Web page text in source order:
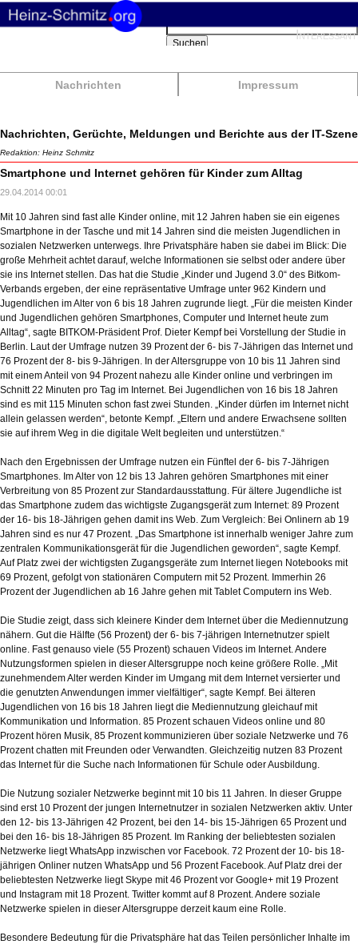
Nachrichten Impressum
Suchbegriffe
Suchen
Nachrichten, Gerüchte, Meldungen und Berichte aus der IT-Szene
Redaktion: Heinz Schmitz
Smartphone und Internet gehören für Kinder zum Alltag
29.04.2014 00:01
Mit 10 Jahren sind fast alle Kinder online, mit 12 Jahren haben sie ein eigenes
Smartphone in der Tasche und mit 14 Jahren sind die meisten Jugendlichen in
sozialen Netzwerken unterwegs. Ihre Privatsphäre haben sie dabei im Blick: Die
große Mehrheit achtet darauf, welche Informationen sie selbst oder andere über
sie ins Internet stellen. Das hat die Studie „Kinder und Jugend 3.0“ des Bitkom-
Verbands ergeben, der eine repräsentative Umfrage unter 962 Kindern und
Jugendlichen im Alter von 6 bis 18 Jahren zugrunde liegt. „Für die meisten Kinder
und Jugendlichen gehören Smartphones, Computer und Internet heute zum
Alltag“, sagte BITKOM-Präsident Prof. Dieter Kempf bei Vorstellung der Studie in
Berlin. Laut der Umfrage nutzen 39 Prozent der 6- bis 7-Jährigen das Internet und
76 Prozent der 8- bis 9-Jährigen. In der Altersgruppe von 10 bis 11 Jahren sind
mit einem Anteil von 94 Prozent nahezu alle Kinder online und verbringen im
Schnitt 22 Minuten pro Tag im Internet. Bei Jugendlichen von 16 bis 18 Jahren
sind es mit 115 Minuten schon fast zwei Stunden. „Kinder dürfen im Internet nicht
allein gelassen werden“, betonte Kempf. „Eltern und andere Erwachsene sollten
sie auf ihrem Weg in die digitale Welt begleiten und unterstützen.“
Nach den Ergebnissen der Umfrage nutzen ein Fünftel der 6- bis 7-Jährigen
Smartphones. Im Alter von 12 bis 13 Jahren gehören Smartphones mit einer
Verbreitung von 85 Prozent zur Standardausstattung. Für ältere Jugendliche ist
das Smartphone zudem das wichtigste Zugangsgerät zum Internet: 89 Prozent
der 16- bis 18-Jährigen gehen damit ins Web. Zum Vergleich: Bei Onlinern ab 19
Jahren sind es nur 47 Prozent. „Das Smartphone ist innerhalb weniger Jahre zum
zentralen Kommunikationsgerät für die Jugendlichen geworden“, sagte Kempf.
Auf Platz zwei der wichtigsten Zugangsgeräte zum Internet liegen Notebooks mit
69 Prozent, gefolgt von stationären Computern mit 52 Prozent. Immerhin 26
Prozent der Jugendlichen ab 16 Jahre gehen mit Tablet Computern ins Web.
Die Studie zeigt, dass sich kleinere Kinder dem Internet über die Mediennutzung
nähern. Gut die Hälfte (56 Prozent) der 6- bis 7-jährigen Internetnutzer spielt
online. Fast genauso viele (55 Prozent) schauen Videos im Internet. Andere
Nutzungsformen spielen in dieser Altersgruppe noch keine größere Rolle. „Mit
zunehmendem Alter werden Kinder im Umgang mit dem Internet versierter und
die genutzten Anwendungen immer vielfältiger“, sagte Kempf. Bei älteren
Jugendlichen von 16 bis 18 Jahren liegt die Mediennutzung gleichauf mit
Kommunikation und Information. 85 Prozent schauen Videos online und 80
Prozent hören Musik, 85 Prozent kommunizieren über soziale Netzwerke und 76
Prozent chatten mit Freunden oder Verwandten. Gleichzeitig nutzen 83 Prozent
das Internet für die Suche nach Informationen für Schule oder Ausbildung.
Die Nutzung sozialer Netzwerke beginnt mit 10 bis 11 Jahren. In dieser Gruppe
sind erst 10 Prozent der jungen Internetnutzer in sozialen Netzwerken aktiv. Unter
den 12- bis 13-Jährigen 42 Prozent, bei den 14- bis 15-Jährigen 65 Prozent und
bei den 16- bis 18-Jährigen 85 Prozent. Im Ranking der beliebtesten sozialen
Netzwerke liegt WhatsApp inzwischen vor Facebook. 72 Prozent der 10- bis 18-
jährigen Onliner nutzen WhatsApp und 56 Prozent Facebook. Auf Platz drei der
beliebtesten Netzwerke liegt Skype mit 46 Prozent vor Google+ mit 19 Prozent
und Instagram mit 18 Prozent. Twitter kommt auf 8 Prozent. Andere soziale
Netzwerke spielen in dieser Altersgruppe derzeit kaum eine Rolle.
Besondere Bedeutung für die Privatsphäre hat das Teilen persönlicher Inhalte im